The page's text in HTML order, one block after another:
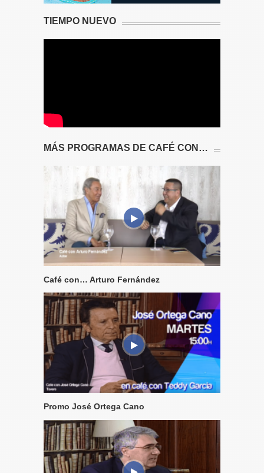
TIEMPO NUEVO
MÁS PROGRAMAS DE CAFÉ CON…
Café con… Arturo Fernández
Promo José Ortega Cano